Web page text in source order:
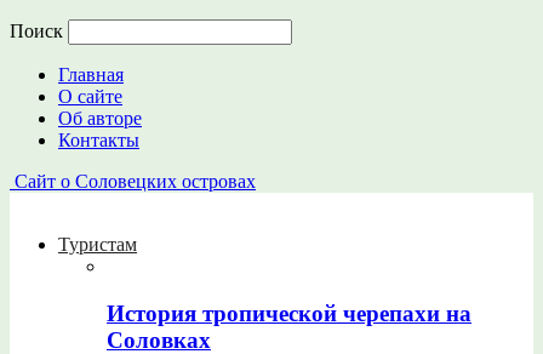
Поиск
Главная
О сайте
Об авторе
Контакты
Сайт о Соловецких островах
Туристам
История тропической черепахи на
Соловках